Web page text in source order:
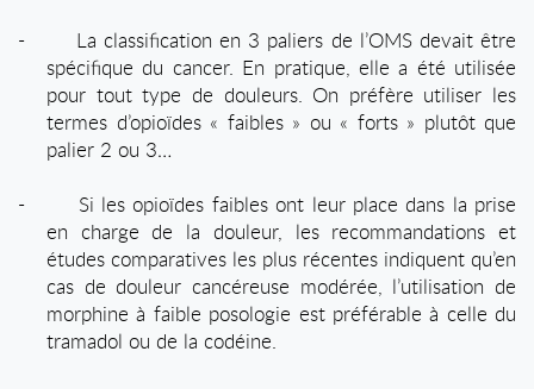
-
La classification en 3 paliers de l’OMS devait être
spécifique du cancer. En pratique, elle a été utilisée
pour tout type de douleurs. On préfère utiliser les
termes d’opioïdes « faibles » ou « forts » plutôt que
palier 2 ou 3…
-
Si les opioïdes faibles ont leur place dans la prise
en charge de la douleur, les recommandations et
études comparatives les plus récentes indiquent qu’en
cas de douleur cancéreuse modérée, l’utilisation de
morphine à faible posologie est préférable à celle du
tramadol ou de la codéine.